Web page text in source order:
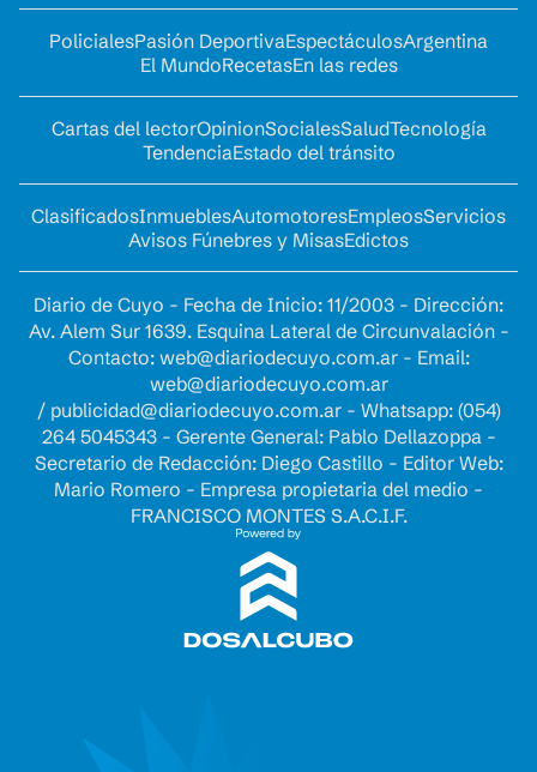
PolicialesPasión DeportivaEspectáculosArgentina
El MundoRecetasEn las redes
Cartas del lectorOpinionSocialesSaludTecnología
TendenciaEstado del tránsito
ClasificadosInmueblesAutomotoresEmpleosServicios
Avisos Fúnebres y MisasEdictos
Diario de Cuyo - Fecha de Inicio: 11/2003 - Dirección:
Av. Alem Sur 1639. Esquina Lateral de Circunvalación -
Contacto: web@diariodecuyo.com.ar- Email:
web@diariodecuyo.com.ar
/ publicidad@diariodecuyo.com.ar- Whatsapp: (054)
264 5045343 - Gerente General: Pablo Dellazoppa -
Secretario de Redacción: Diego Castillo - Editor Web:
Mario Romero - Empresa propietaria del medio -
FRANCISCO MONTES S.A.C.I.F.